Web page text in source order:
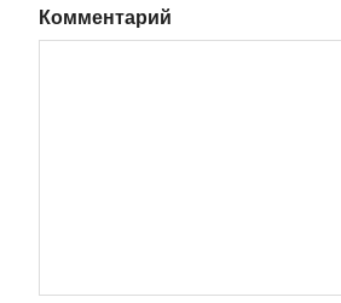
Комментарий